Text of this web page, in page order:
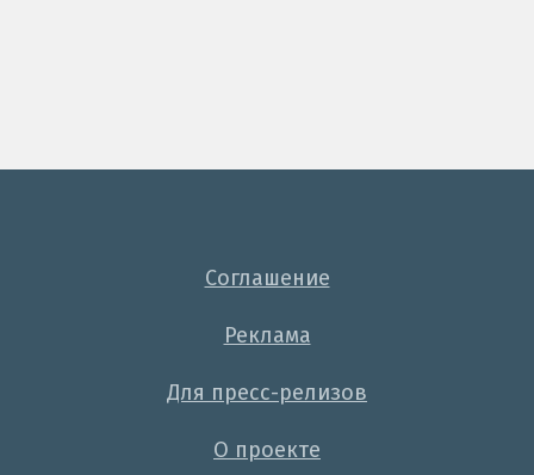
Соглашение
Реклама
Для пресс-релизов
О проекте